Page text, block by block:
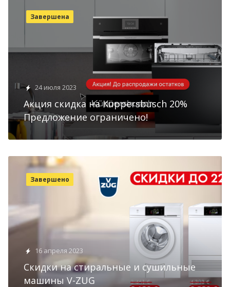
24 июля 2023
Акция скидка на Küppersbusch 20%
Предложение ограничено!
Завершена
16 апреля 2023
Скидки на стиральные и сушильные
машины V-ZUG
Завершено